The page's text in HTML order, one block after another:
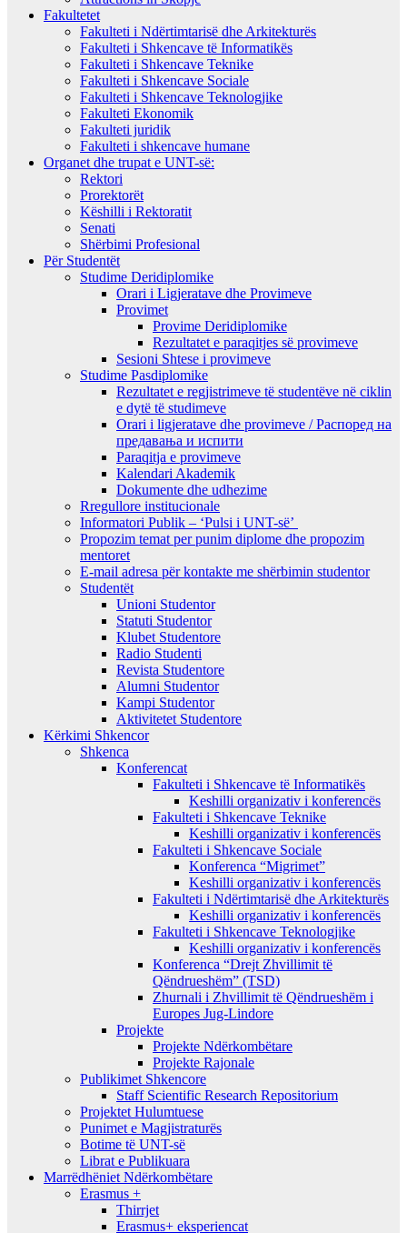
Fakultetet
Fakulteti i Ndërtimtarisë dhe Arkitekturës
Fakulteti i Shkencave të Informatikës
Fakulteti i Shkencave Teknike
Fakulteti i Shkencave Sociale
Fakulteti i Shkencave Teknologjike
Fakulteti Ekonomik
Fakulteti juridik
Fakulteti i shkencave humane
Organet dhe trupat e UNT-së:
Rektori
Prorektorët
Këshilli i Rektoratit
Senati
Shërbimi Profesional
Për Studentët
Studime Deridiplomike
Orari i Ligjeratave dhe Provimeve
Provimet
Provime Deridiplomike
Rezultatet e paraqitjes së provimeve
Sesioni Shtese i provimeve
Studime Pasdiplomike
Rezultatet e regjistrimeve të studentëve në ciklin
e dytë të studimeve
Orari i ligjeratave dhe provimeve / Распоред на
предавањa и испити
Paraqitja e provimeve
Kalendari Akademik
Dokumente dhe udhezime
Rregullore institucionale
Informatori Publik – ‘Pulsi i UNT-së’
Propozim temat per punim diplome dhe propozim
mentoret
E-mail adresa për kontakte me shërbimin studentor
Studentët
Unioni Studentor
Statuti Studentor
Klubet Studentore
Radio Studenti
Revista Studentore
Alumni Studentor
Kampi Studentor
Aktivitetet Studentore
Kërkimi Shkencor
Shkenca
Konferencat
Fakulteti i Shkencave të Informatikës
Keshilli organizativ i konferencës
Fakulteti i Shkencave Teknike
Keshilli organizativ i konferencës
Fakulteti i Shkencave Sociale
Konferenca “Migrimet”
Keshilli organizativ i konferencës
Fakulteti i Ndërtimtarisë dhe Arkitekturës
Keshilli organizativ i konferencës
Fakulteti i Shkencave Teknologjike
Keshilli organizativ i konferencës
Konferenca “Drejt Zhvillimit të
Qëndrueshëm” (TSD)
Zhurnali i Zhvillimit të Qëndrueshëm i
Europes Jug-Lindore
Projekte
Projekte Ndërkombëtare
Projekte Rajonale
Publikimet Shkencore
Staff Scientific Research Repositorium
Projektet Hulumtuese
Punimet e Magjistraturës
Botime të UNT-së
Librat e Publikuara
Marrëdhëniet Ndërkombëtare
Erasmus +
Thirrjet
Erasmus+ eksperiencat